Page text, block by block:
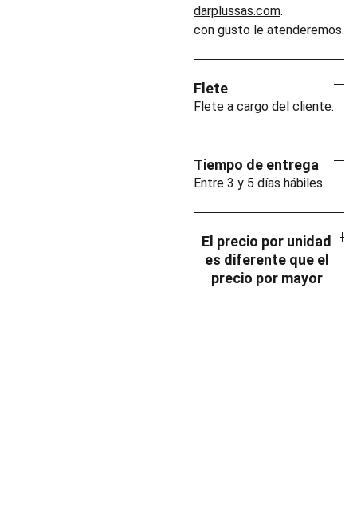
darplussas.com.
con gusto le atenderemos.
Flete
Flete a cargo del cliente.
Tiempo de entrega
Entre 3 y 5 días hábiles
El precio por unidad
es diferente que el
precio por mayor